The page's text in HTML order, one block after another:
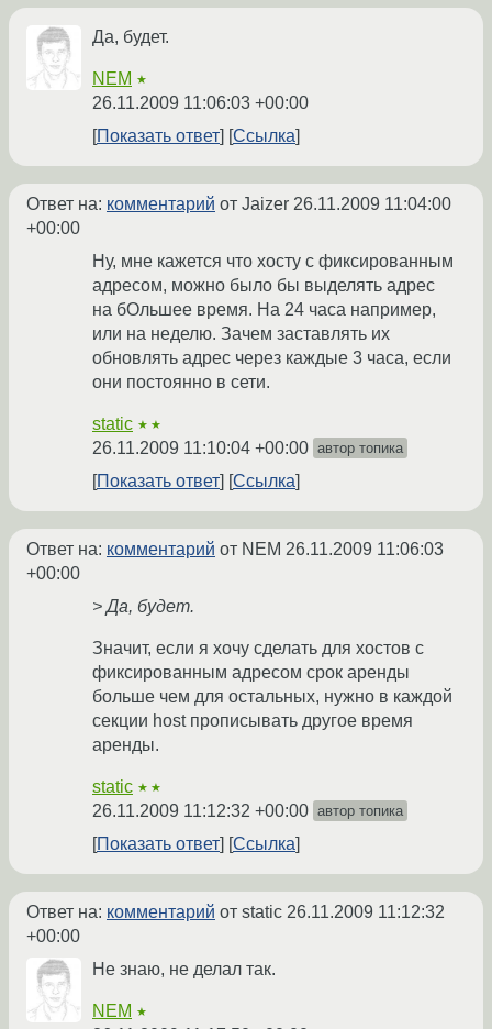
Да, будет.
NEM ★
26.11.2009 11:06:03 +00:00
Показать ответ
Ссылка
Ответ на: комментарий от Jaizer 26.11.2009 11:04:00
+00:00
Ну, мне кажется что хосту с фиксированным
адресом, можно было бы выделять адрес
на бОльшее время. На 24 часа например,
или на неделю. Зачем заставлять их
обновлять адрес через каждые 3 часа, если
они постоянно в сети.
static ★★
26.11.2009 11:10:04 +00:00 автор топика
Показать ответ Ссылка
Ответ на: комментарий от NEM 26.11.2009 11:06:03
+00:00
> Да, будет.
Значит, если я хочу сделать для хостов с
фиксированным адресом срок аренды
больше чем для остальных, нужно в каждой
секции host прописывать другое время
аренды.
static ★★
26.11.2009 11:12:32 +00:00 автор топика
Показать ответ Ссылка
Ответ на: комментарий от static 26.11.2009 11:12:32
+00:00
Не знаю, не делал так.
NEM ★